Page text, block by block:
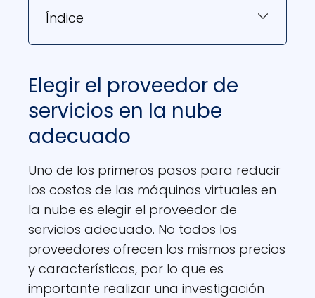
Índice
Elegir el proveedor de
servicios en la nube
adecuado
Uno de los primeros pasos para reducir
los costos de las máquinas virtuales en
la nube es elegir el proveedor de
servicios adecuado. No todos los
proveedores ofrecen los mismos precios
y características, por lo que es
importante realizar una investigación